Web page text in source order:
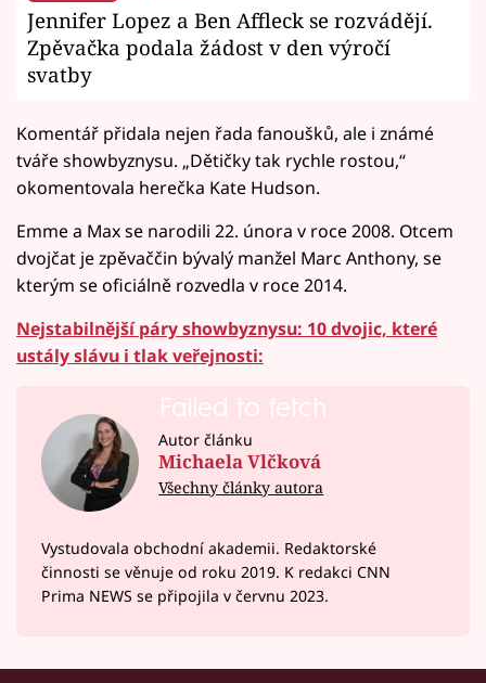
Jennifer Lopez a Ben Affleck se rozvádějí.
Zpěvačka podala žádost v den výročí
svatby
Komentář přidala nejen řada fanoušků, ale i známé
tváře showbyznysu. „Dětičky tak rychle rostou,“
okomentovala herečka Kate Hudson.
Emme a Max se narodili 22. února v roce 2008. Otcem
dvojčat je zpěvaččin bývalý manžel Marc Anthony, se
kterým se oficiálně rozvedla v roce 2014.
Nejstabilnější páry showbyznysu: 10 dvojic, které
ustály slávu i tlak veřejnosti:
Failed to fetch
Autor článku
Michaela Vlčková
Všechny články autora
Vystudovala obchodní akademii. Redaktorské
činnosti se věnuje od roku 2019. K redakci CNN
Prima NEWS se připojila v červnu 2023.